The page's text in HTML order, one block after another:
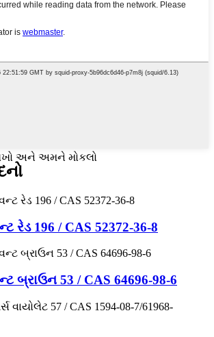
અને અમને મોકલો
રેડ 196 / CAS 52372-36-8
બ્રાઉન 53 / CAS 64696-98-6